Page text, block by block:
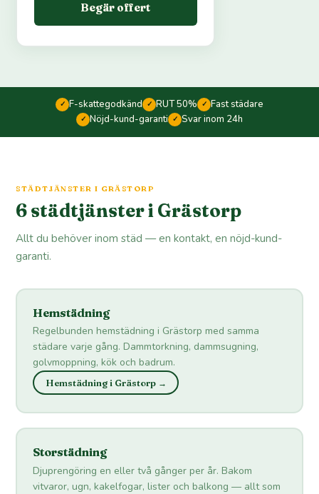
Begär offert
✓ F-skattegodkänd ✓ RUT 50% ✓ Fast städare
✓ Nöjd-kund-garanti ✓ Svar inom 24h
STÄDTJÄNSTER I GRÄSTORP
6 städtjänster i Grästorp
Allt du behöver inom städ — en kontakt, en nöjd-kund-
garanti.
Hemstädning
Regelbunden hemstädning i Grästorp med samma
städare varje gång. Dammtorkning, dammsugning,
golvmoppning, kök och badrum.
Hemstädning i Grästorp →
Storstädning
Djuprengöring en eller två gånger per år. Bakom
vitvaror, ugn, kakelfogar, lister och balkong — allt som